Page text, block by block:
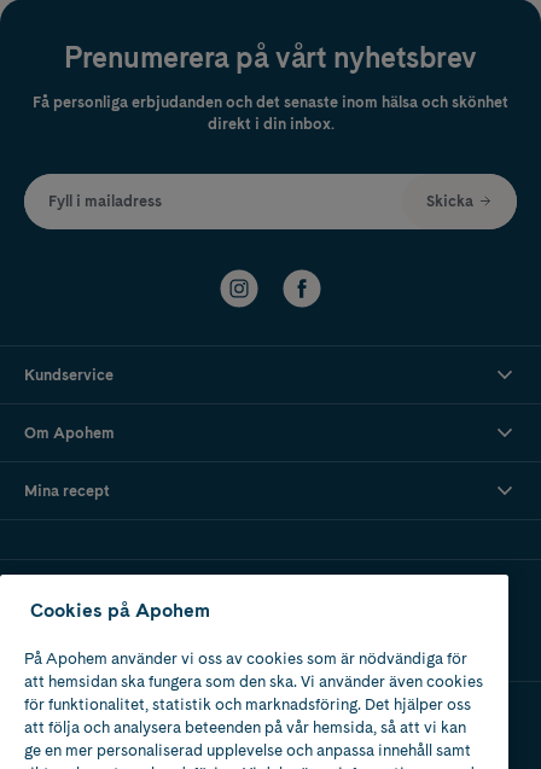
Prenumerera på vårt nyhetsbrev
Få personliga erbjudanden och det senaste inom hälsa och skönhet
direkt i din inbox.
Fyll i mailadress Skicka
Kundservice
Om Apohem
Mina recept
Apotek med tillstånd
av Läkemedelsverket
Cookies på Apohem
På Apohem använder vi oss av cookies som är nödvändiga för
att hemsidan ska fungera som den ska. Vi använder även cookies
för funktionalitet, statistik och marknadsföring. Det hjälper oss
att följa och analysera beteenden på vår hemsida, så att vi kan
ge en mer personaliserad upplevelse och anpassa innehåll samt